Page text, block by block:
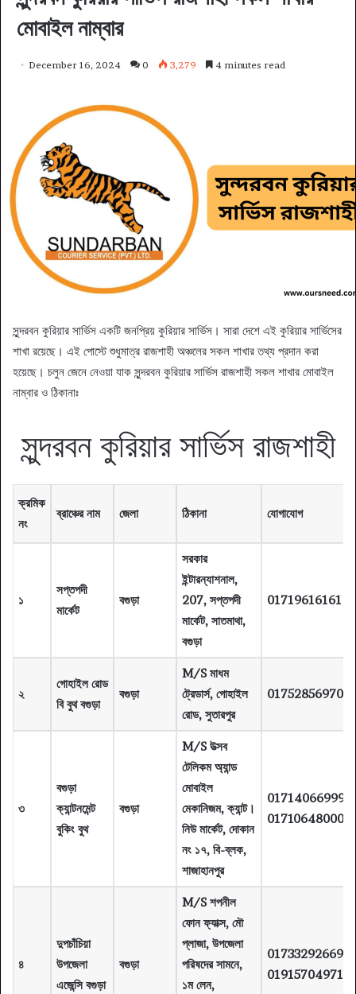
মোবাইল নাম্বার
December 16, 2024 0 3,279 4 minutes read
সুন্দরবন কুরিয়ার সার্ভিস একটি জনপ্রিয় কুরিয়ার সার্ভিস। সারা দেশে এই কুরিয়ার সার্ভিসের
শাখা রয়েছে। এই পোস্টে শুধুমাত্র রাজশাহী অঞ্চলের সকল শাখার তথ্য প্রদান করা
হয়েছে। চলুন জেনে নেওয়া যাক সুন্দরবন কুরিয়ার সার্ভিস রাজশাহী সকল শাখার মোবাইল
নাম্বার ও ঠিকানাঃ
সুন্দরবন কুরিয়ার সার্ভিস রাজশাহী
ক্রমিক
নং
ব্রাঞ্চের নাম জেলা ঠিকানা যোগাযোগ
১
সপ্তপদী
মার্কেট
বগুড়া
সরকার
ইন্টারন্যাশনাল,
207, সপ্তপদী
মার্কেট, সাতমাথা,
বগুড়া
01719616161
২
গোহাইল রোড
বি বুথ বগুড়া
বগুড়া
M/S মাধম
ট্রেডার্স, গোহাইল
রোড, সুতারপুর
01752856970
৩
বগুড়া
ক্যান্টনমেন্ট
বুকিং বুথ
বগুড়া
M/S উত্সব
টেলিকম অ্যান্ড
মোবাইল
মেকানিজম, ক্যান্ট।
নিউ মার্কেট, দোকান
নং ১৭, বি-ব্লক,
শাজাহানপুর
01714066999
01710648000
৪
দুপচাঁচিয়া
উপজেলা
এজেন্সি বগুড়া
বগুড়া
M/S শপনীল
ফোন ফ্যাক্স, মৌ
প্লাজা, উপজেলা
পরিষদের সামনে,
১ম লেন,
01733292669
01915704971